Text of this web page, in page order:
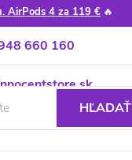
AirPods 4 za 119 € 🔥
660 160
návody a tipy
HĽADAŤ